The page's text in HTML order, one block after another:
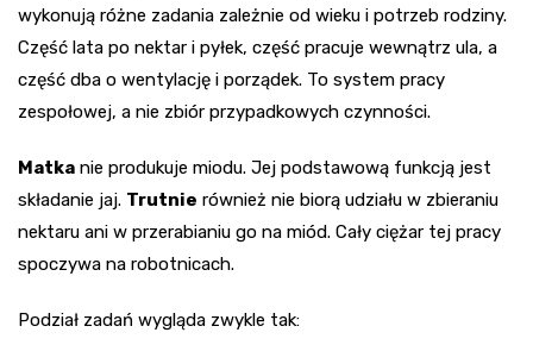
wykonują różne zadania zależnie od wieku i potrzeb rodziny.
Część lata po nektar i pyłek, część pracuje wewnątrz ula, a
część dba o wentylację i porządek. To system pracy
zespołowej, a nie zbiór przypadkowych czynności.
Matka nie produkuje miodu. Jej podstawową funkcją jest
składanie jaj. Trutnie również nie biorą udziału w zbieraniu
nektaru ani w przerabianiu go na miód. Cały ciężar tej pracy
spoczywa na robotnicach.
Podział zadań wygląda zwykle tak: